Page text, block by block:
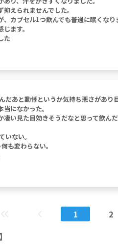
えられませんでした。
カプセル1つ飲んでも普通に眠くなり
ます。
た
だあと動悸というか気持ち悪さがあり
になかった。
い見た目効きそうだなと思って飲ん
ない。
も変わらない。
1 2